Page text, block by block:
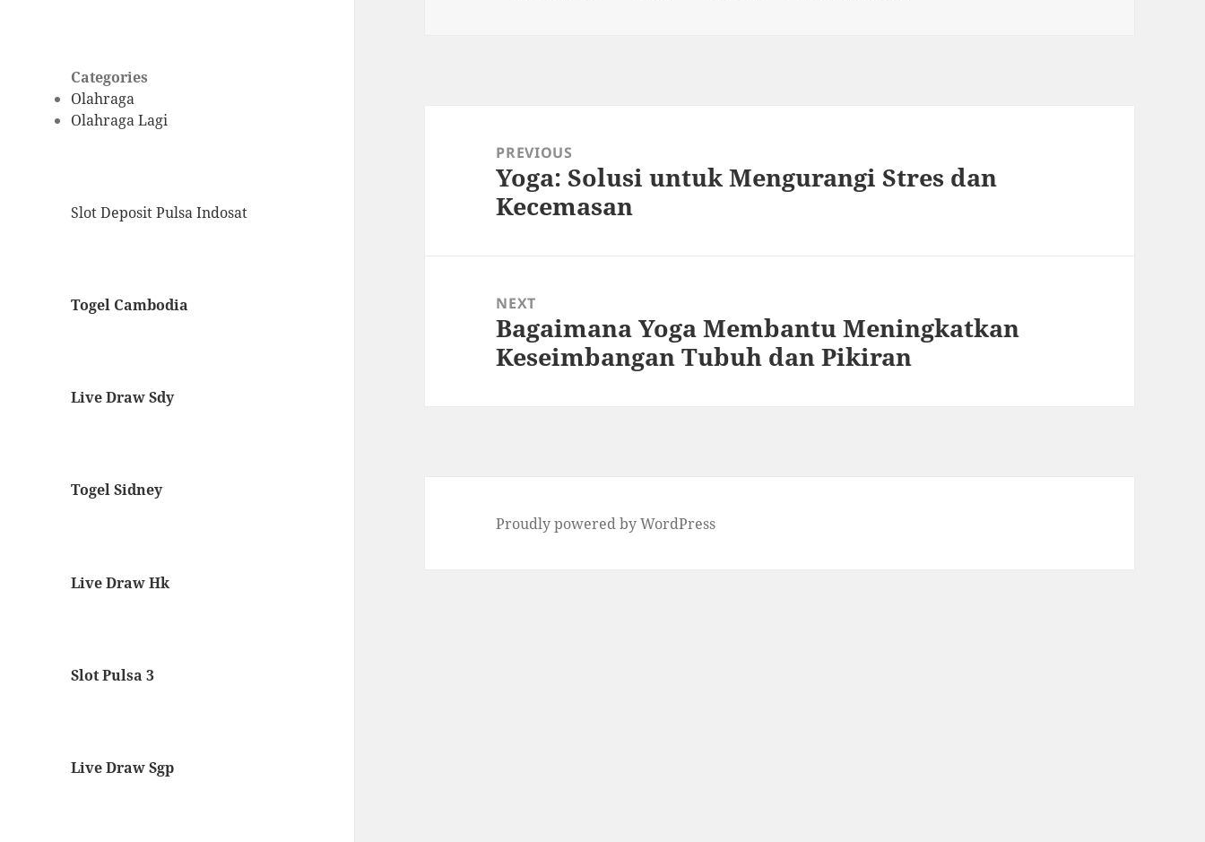
Categories
Olahraga
Olahraga Lagi
Slot Deposit Pulsa Indosat
Togel Cambodia
Live Draw Sdy
Togel Sidney
Live Draw Hk
Slot Pulsa 3
Live Draw Sgp
navigationPREVIOUS
Previous
post:
Yoga: Solusi untuk Mengurangi Stres dan
Kecemasan
NEXT
Next
post:
Bagaimana Yoga Membantu Meningkatkan
Keseimbangan Tubuh dan Pikiran
Proudly powered by WordPress